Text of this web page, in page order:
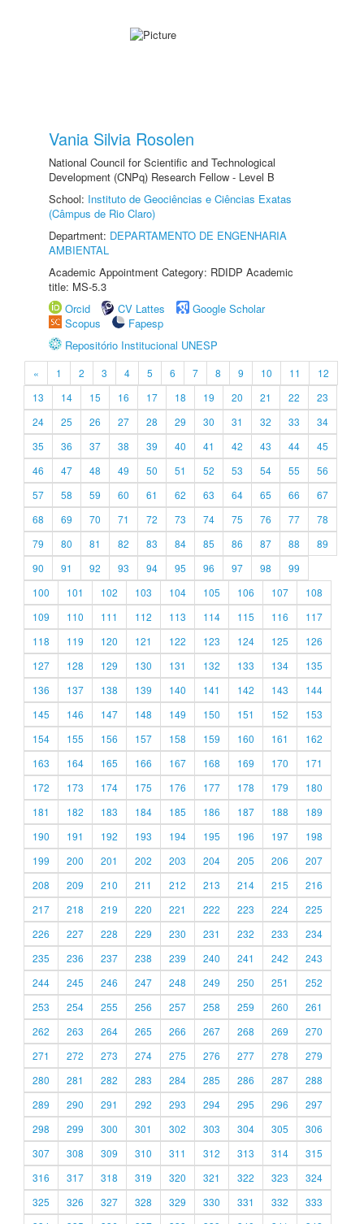
Vania Silvia Rosolen
National Council for Scientific and Technological
Development (CNPq) Research Fellow - Level B
School: Instituto de Geociências e Ciências Exatas
(Câmpus de Rio Claro)
Department: DEPARTAMENTO DE ENGENHARIA
AMBIENTAL
Academic Appointment Category: RDIDP Academic
title: MS-5.3
Orcid
CV Lattes
Google Scholar
Scopus
Fapesp
Repositório Institucional UNESP
« 1 2 3 4 5 6 7 8 9 10 11
12
13
14 15 16 17 18 19 20 21 22
23
24
25 26 27 28 29 30 31 32 33
34
35
36 37 38 39 40 41 42 43 44
45
46
47 48 49 50 51 52 53 54 55
56
57
58 59 60 61 62 63 64 65 66
67
68
69 70 71 72 73 74 75 76 77
78
79
80 81 82 83 84 85 86 87 88
89
90
91 92 93 94 95 96 97 98
99
100
101 102 103 104 105 106 107
108
109
110 111 112 113 114 115 116
117
118
119 120 121 122 123 124 125
126
127
128 129 130 131 132 133 134
135
136
137 138 139 140 141 142 143
144
145
146 147 148 149 150 151 152
153
154
155 156 157 158 159 160 161
162
163
164 165 166 167 168 169 170
171
172
173 174 175 176 177 178 179
180
181
182 183 184 185 186 187 188
189
190
191 192 193 194 195 196 197
198
199
200 201 202 203 204 205 206
207
208
209 210 211 212 213 214 215
216
217
218 219 220 221 222 223 224
225
226
227 228 229 230 231 232 233
234
235
236 237 238 239 240 241 242
243
244
245 246 247 248 249 250 251
252
253
254 255 256 257 258 259 260
261
262
263 264 265 266 267 268 269
270
271
272 273 274 275 276 277 278
279
280
281 282 283 284 285 286 287
288
289
290 291 292 293 294 295 296
297
298
299 300 301 302 303 304 305
306
307
308 309 310 311 312 313 314
315
316
317 318 319 320 321 322 323
324
325
326 327 328 329 330 331 332
333